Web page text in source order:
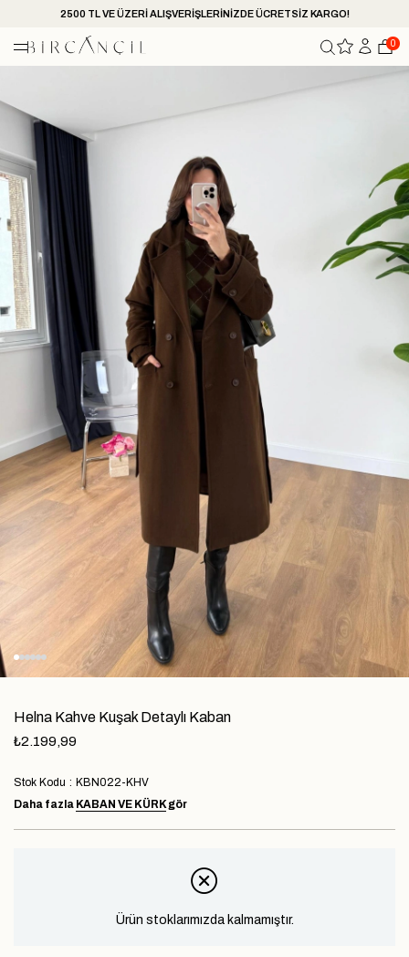
2500 TL VE ÜZERİ ALIŞVERİŞLERİNİZDE ÜCRETSİZ KARGO!
0
Helna Kahve Kuşak Detaylı Kaban
₺2.199,99
Stok Kodu
KBN022-KHV
Daha fazla KABAN VE KÜRKgör
Ürün stoklarımızda kalmamıştır.